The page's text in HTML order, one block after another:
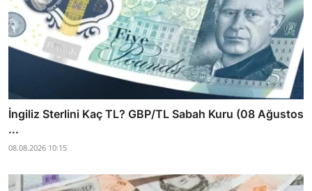
İngiliz Sterlini Kaç TL? GBP/TL Sabah Kuru (08 Ağustos
...
08.08.2026 10:15